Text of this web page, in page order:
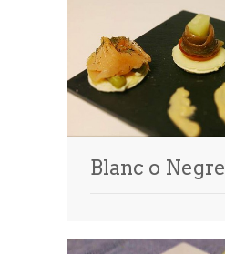
Blanc o Negre